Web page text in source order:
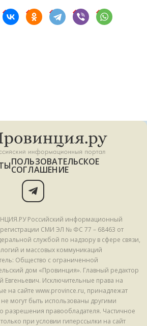
Х
ПОЛЬЗОВАТЕЛЬСКОЕ
СОГЛАШЕНИЕ
Российский информационный
регистрации СМИ ЭЛ № ФС 77 – 68463 от
службой по надзору в сфере связи,
и массовых коммуникаций
Общество с ограниченной
дом «Провинция». Главный редактор
Евгеньевич. Исключительные права на
на сайте www.province.ru, принадлежат
могут быть использованы другими
разрешения правообладателя. Частичное
при условии гиперссылки на сайт